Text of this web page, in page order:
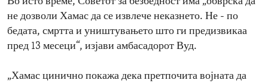
не дозволи Хамас да се извлече неказнето. Не - по
бедата, смртта и уништувањето што ги предизвикаа
пред 13 месеци“, изјави амбасадорот Вуд.
„Хамас цинично покажа дека претпочита војната да